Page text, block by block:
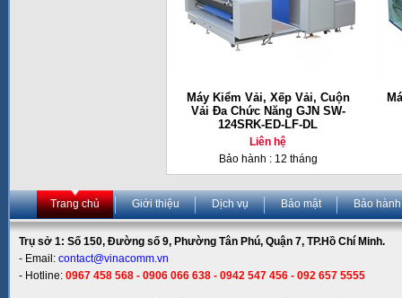
Máy Kiểm Vải, Xếp Vải, Cuộn
Vải Đa Chức Năng GJN SW-
124SRK-ED-LF-DL
Liên hệ
Bảo hành : 12 tháng
Trang chủ Giới thiệu Dịch vụ Bảo mật Bảo hành
Trụ sở 1: Số 150, Đường số 9, Phường Tân Phú, Quận 7, TP.Hồ Chí Minh.
- Email: contact@vinacomm.vn
- Hotline: 0967 458 568 - 0906 066 638 - 0942 547 456 - 092 657 5555